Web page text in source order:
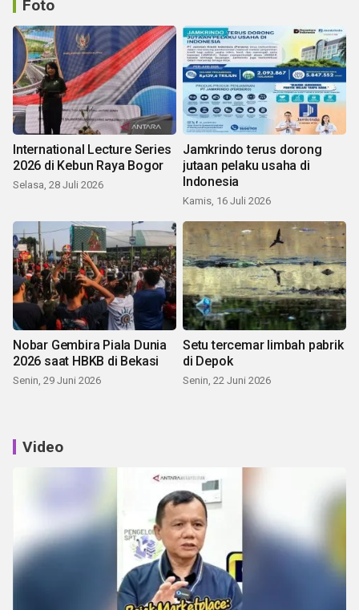
Foto
International Lecture Series
2026 di Kebun Raya Bogor
Selasa, 28 Juli 2026
Jamkrindo terus dorong
jutaan pelaku usaha di
Indonesia
Kamis, 16 Juli 2026
Nobar Gembira Piala Dunia
2026 saat HBKB di Bekasi
Senin, 29 Juni 2026
Setu tercemar limbah pabrik
di Depok
Senin, 22 Juni 2026
Video